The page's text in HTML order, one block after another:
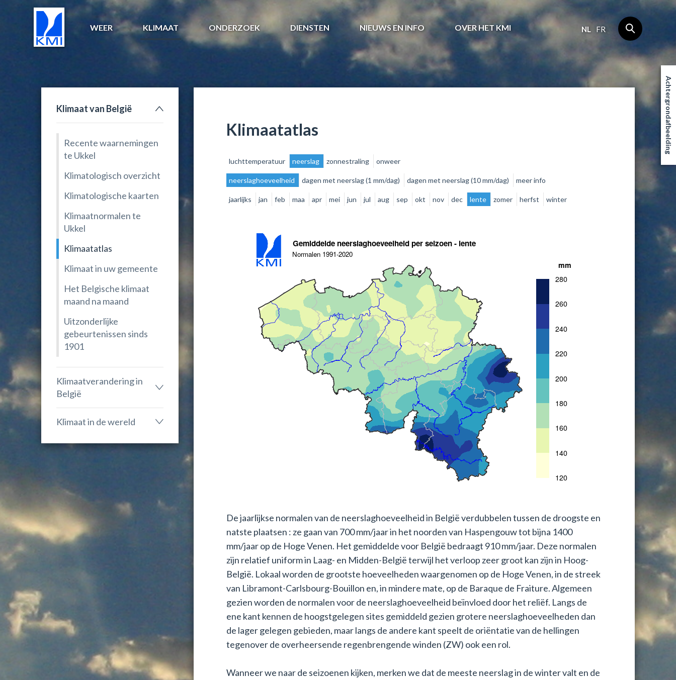
WEER KLIMAAT ONDERZOEK DIENSTEN NIEUWS EN INFO OVER HET KMI NL FR
Klimaat van België
Recente waarnemingen
te Ukkel
Klimatologisch overzicht
Klimatologische kaarten
Klimaatnormalen te
Ukkel
Klimaatatlas
Klimaat in uw gemeente
Het Belgische klimaat
maand na maand
Uitzonderlijke
gebeurtenissen sinds
1901
Klimaatverandering in
België
Klimaat in de wereld
Klimaatatlas
luchttemperatuur neerslag zonnestraling onweer
neerslaghoeveelheid dagen met neerslag (1 mm/dag) dagen met neerslag (10 mm/dag) meer info
jaarlijks jan feb maa apr mei jun jul aug sep okt nov dec lente zomer herfst winter
De jaarlijkse normalen van de neerslaghoeveelheid in België verdubbelen tussen de droogste en
natste plaatsen : ze gaan van 700 mm/jaar in het noorden van Haspengouw tot bijna 1400
mm/jaar op de Hoge Venen. Het gemiddelde voor België bedraagt 910 mm/jaar. Deze normalen
zijn relatief uniform in Laag- en Midden-België terwijl het verloop zeer groot kan zijn in Hoog-
België. Lokaal worden de grootste hoeveelheden waargenomen op de Hoge Venen, in de streek
van Libramont-Carlsbourg-Bouillon en, in mindere mate, op de Baraque de Fraiture. Algemeen
gezien worden de normalen voor de neerslaghoeveelheid beïnvloed door het reliëf. Langs de
ene kant kennen de hoogstgelegen sites gemiddeld gezien grotere neerslaghoeveelheden dan
de lager gelegen gebieden, maar langs de andere kant speelt de oriëntatie van de hellingen
tegenover de overheersende regenbrengende winden (ZW) ook een rol.
Wanneer we naar de seizoenen kijken, merken we dat de meeste neerslag in de winter valt en de
Achtergrondafbeelding